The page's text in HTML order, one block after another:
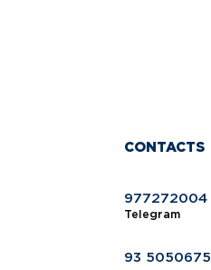
CONTACTS
977272004
Telegram
93 5050675